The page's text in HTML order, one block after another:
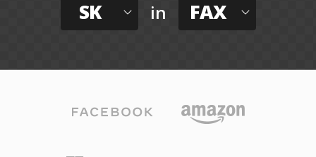
SK in FAX